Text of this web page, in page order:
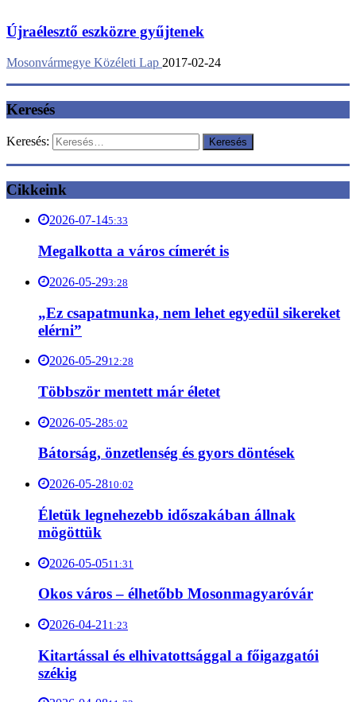
Újraélesztő eszközre gyűjtenek
Mosonvármegye Közéleti Lap 2017-02-24
Keresés
Keresés:
Cikkeink
2026-07-145:33
Megalkotta a város címerét is
2026-05-293:28
„Ez csapatmunka, nem lehet egyedül sikereket
elérni”
2026-05-2912:28
Többször mentett már életet
2026-05-285:02
Bátorság, önzetlenség és gyors döntések
2026-05-2810:02
Életük legnehezebb időszakában állnak
mögöttük
2026-05-0511:31
Okos város – élhetőbb Mosonmagyaróvár
2026-04-21 1:23
Kitartással és elhivatottsággal a főigazgatói
székig